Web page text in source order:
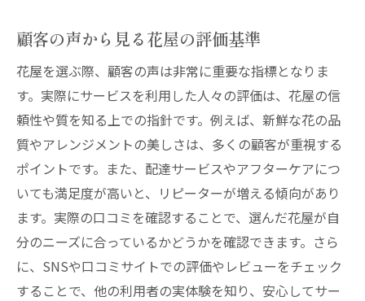
顧客の声から見る花屋の評価基準
花屋を選ぶ際、顧客の声は非常に重要な指標となりま
す。実際にサービスを利用した人々の評価は、花屋の信
頼性や質を知る上での指針です。例えば、新鮮な花の品
質やアレンジメントの美しさは、多くの顧客が重視する
ポイントです。また、配達サービスやアフターケアにつ
いても満足度が高いと、リピーターが増える傾向があり
ます。実際の口コミを確認することで、選んだ花屋が自
分のニーズに合っているかどうかを確認できます。さら
に、SNSや口コミサイトでの評価やレビューをチェック
することで、他の利用者の実体験を知り、安心してサー